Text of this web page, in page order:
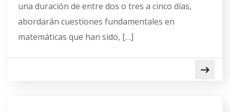
una duración de entre dos o tres a cinco días,
abordarán cuestiones fundamentales en
matemáticas que han sido, […]